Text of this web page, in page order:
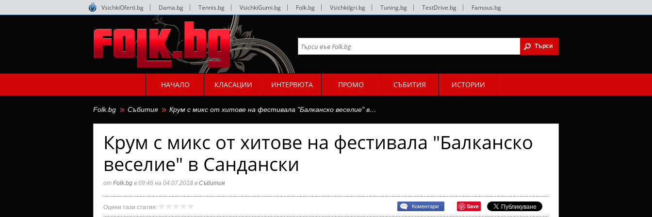
VsichkiOferti.bg Dama.bg Tennis.bg VsichkiGumi.bg Folk.bg VsichkiIgri.bg Tuning.bg TestDrive.bg Famous.bg
НАЧАЛО КЛАСАЦИИ ИНТЕРВЮТА ПРОМО СЪБИТИЯ ИСТОРИИ
Folk.bg Събития Крум с микс от хитове на фестивала "Балканско веселие" в…
Крум с микс от хитове на фестивала "Балканско
веселие" в Сандански
от Folk.bg в 09:46 на 04.07.2018 в Събития
Оцени тази статия: Коментари Save